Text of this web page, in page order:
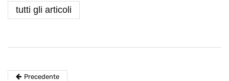
tutti gli articoli
Precedente